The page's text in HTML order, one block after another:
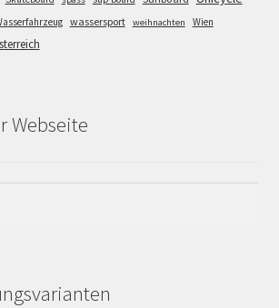
wassersport weihnachten
Wien
Webseite